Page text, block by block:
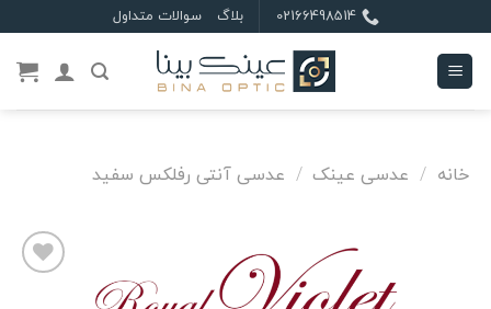
to
content
02166498514 بلاگ سوالات متداول
خانه / عدسی عینک / عدسی آنتی رفلکس سفید